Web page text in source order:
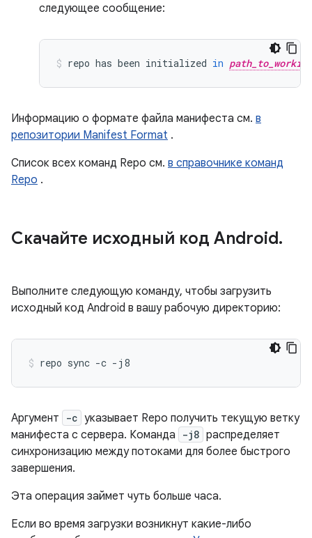
следующее сообщение:
repo has been initialized in
Информацию о формате файла манифеста см. в
репозитории Manifest Format .
Список всех команд Repo см. в справочнике команд
Repo .
Скачайте исходный код Android.
Выполните следующую команду, чтобы загрузить
исходный код Android в вашу рабочую директорию:
repo sync -c -j8
Аргумент -c указывает Repo получить текущую ветку
манифеста с сервера. Команда
-j8 распределяет
синхронизацию между потоками для более быстрого
завершения.
Эта операция займет чуть больше часа.
Если во время загрузки возникнут какие-либо